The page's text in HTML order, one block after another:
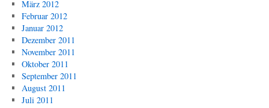
März 2012
Februar 2012
Januar 2012
Dezember 2011
November 2011
Oktober 2011
September 2011
August 2011
Juli 2011